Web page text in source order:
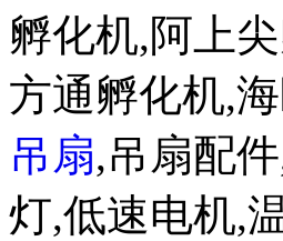
孵化机,阿上
方通孵化机,
吊扇,吊扇配
灯,低速电机,